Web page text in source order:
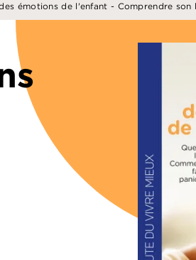
émotions de l'enfant - Comprendre son